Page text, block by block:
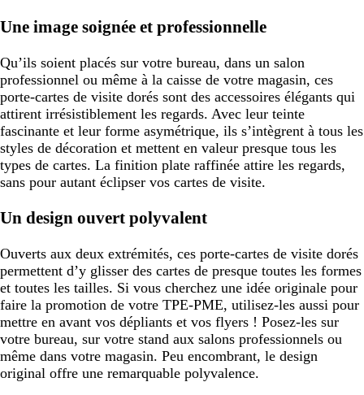
Une image soignée et professionnelle
Qu’ils soient placés sur votre bureau, dans un salon
professionnel ou même à la caisse de votre magasin, ces
porte-cartes de visite dorés sont des accessoires élégants qui
attirent irrésistiblement les regards. Avec leur teinte
fascinante et leur forme asymétrique, ils s’intègrent à tous les
styles de décoration et mettent en valeur presque tous les
types de cartes. La finition plate raffinée attire les regards,
sans pour autant éclipser vos cartes de visite.
Un design ouvert polyvalent
Ouverts aux deux extrémités, ces porte-cartes de visite dorés
permettent d’y glisser des cartes de presque toutes les formes
et toutes les tailles. Si vous cherchez une idée originale pour
faire la promotion de votre TPE-PME, utilisez-les aussi pour
mettre en avant vos dépliants et vos flyers ! Posez-les sur
votre bureau, sur votre stand aux salons professionnels ou
même dans votre magasin. Peu encombrant, le design
original offre une remarquable polyvalence.